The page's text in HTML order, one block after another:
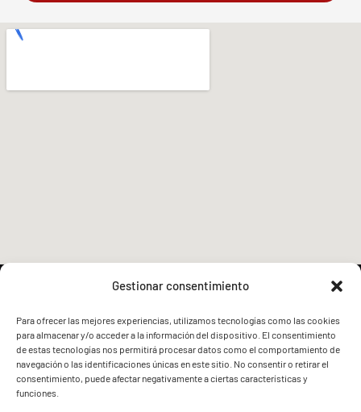
Gestionar consentimiento
Para ofrecer las mejores experiencias, utilizamos tecnologías como las cookies
para almacenar y/o acceder a la información del dispositivo. El consentimiento
de estas tecnologías nos permitirá procesar datos como el comportamiento de
navegación o las identificaciones únicas en este sitio. No consentir o retirar el
consentimiento, puede afectar negativamente a ciertas características y
funciones.
FVG - BGF FVG - BGF